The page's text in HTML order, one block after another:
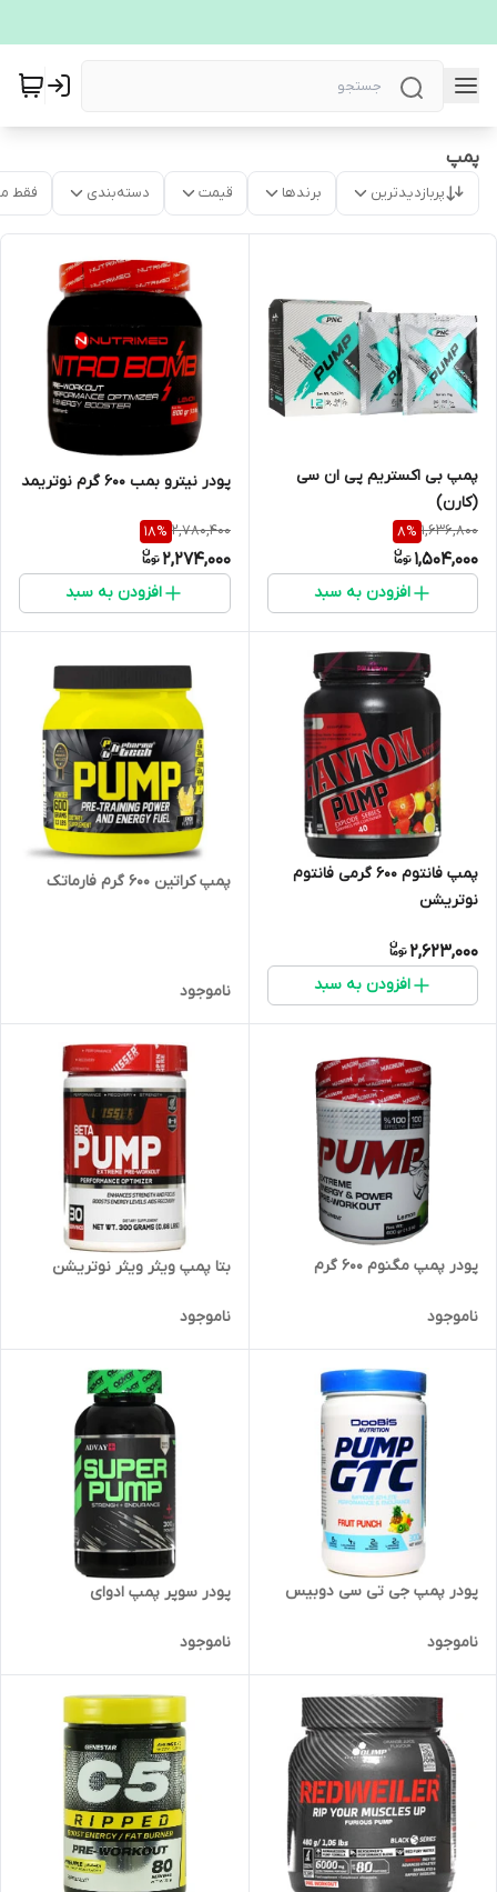
پمپ
پربازدیدترین برندها قیمت دسته‌بندی فقط
پمپ بی اکستریم پی ان سی
(کارن)
1,636,800
8%
1,504,000
افزودن به سبد
پودر نیترو بمب 600 گرم نوتریمد
2,780,400
18%
2,274,000
افزودن به سبد
پمپ فانتوم 600 گرمی فانتوم
نوتریشن
2,623,000
افزودن به سبد
پمپ کراتین 600 گرم فارماتک
ناموجود
پودر پمپ مگنوم 600 گرم
ناموجود
بتا پمپ ویثر ویثر نوتریشن
ناموجود
پودر پمپ جی تی سی دوبیس
ناموجود
پودر سوپر پمپ ادوای
ناموجود